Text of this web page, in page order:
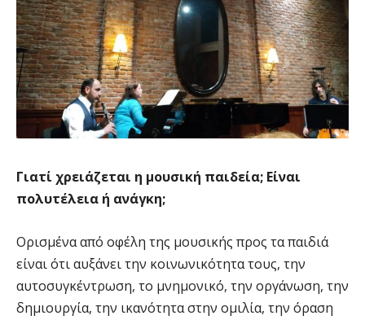
Γιατί χρειάζεται η μουσική παιδεία; Είναι
πολυτέλεια ή ανάγκη;
Ορισμένα από οφέλη της μουσικής προς τα παιδιά
είναι ότι αυξάνει την κοινωνικότητα τους, την
αυτοσυγκέντρωση, το μνημονικό, την οργάνωση, την
δημιουργία, την ικανότητα στην ομιλία, την όραση